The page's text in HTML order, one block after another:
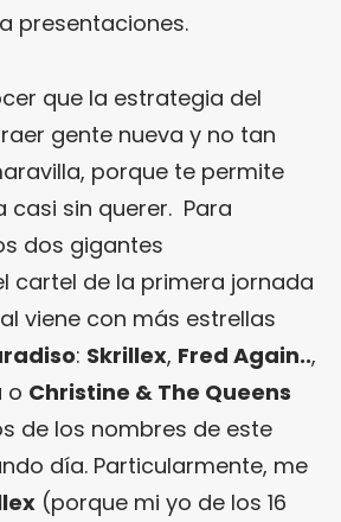
presentaciones.
que la estrategia del
gente nueva y no tan
porque te permite
casi sin querer. Para
dos gigantes
cartel de la primera jornada
viene con más estrellas
: Skrillex, Fred Again..,
o Christine & The Queens
de los nombres de este
día. Particularmente, me
(porque mi yo de los 16